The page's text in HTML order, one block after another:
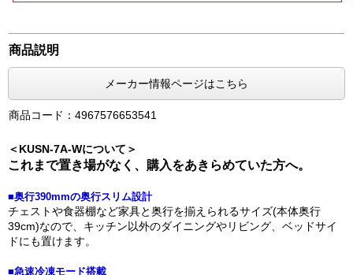
商品説明
メーカー情報ページはこちら
商品コード：4967576653541
＜KUSN-7A-Wについて＞
これまで置き場がなく、購入をあきらめていた方へ。
■奥行390mmの奥行スリム設計
チェストや食器棚など家具と奥行を揃えられるサイズ(本体奥行
39cm)なので、キッチン以外のダイニングやリビング、ベッドサイ
ドにも置けます。
■急速冷凍モード搭載